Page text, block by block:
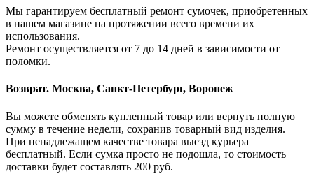
Мы гарантируем бесплатный ремонт сумочек, приобретенных
в нашем магазине на протяжении всего времени их
использования.
Ремонт осуществляется от 7 до 14 дней в зависимости от
поломки.
Возврат. Москва, Санкт-Петербург, Воронеж
Вы можете обменять купленный товар или вернуть полную
сумму в течение недели, сохранив товарный вид изделия.
При ненадлежащем качестве товара выезд курьера
бесплатный. Если сумка просто не подошла, то стоимость
доставки будет составлять 200 руб.